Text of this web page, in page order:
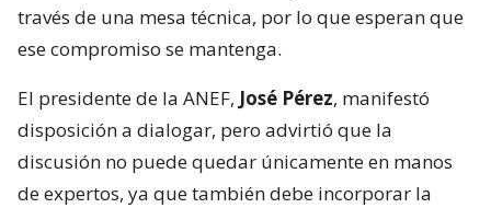
través de una mesa técnica, por lo que esperan que
ese compromiso se mantenga.
El presidente de la ANEF, José Pérez, manifestó
disposición a dialogar, pero advirtió que la
discusión no puede quedar únicamente en manos
de expertos, ya que también debe incorporar la